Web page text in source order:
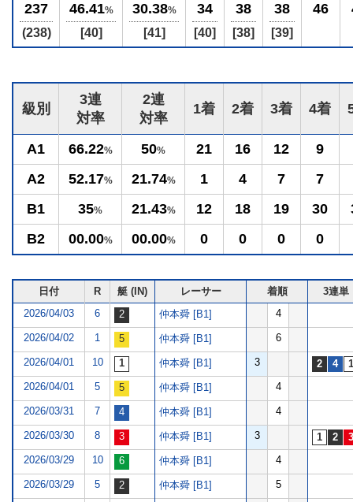
237
(238)
46.41%
[40]
30.38%
[41]
34
[40]
38
[38]
38
[39]
46
級別
3連
対率
2連
対率
1着 2着 3着 4着
A1 66.22% 50% 21 16 12
9
A2
52.17% 21.74% 1 4 7
7
B1
35% 21.43% 12 18 19 30
B2
00.00% 00.00% 0 0 0 0
日付 R 艇 (IN) レーサー 着順
3連単
2026/04/03
6 仲本舜 [B1] 4
2026/04/02 1 仲本舜 [B1] 6
2026/04/01 10 仲本舜 [B1] 3
2026/04/01 5 仲本舜 [B1] 4
2026/03/31 7 仲本舜 [B1] 4
2026/03/30 8 仲本舜 [B1] 3
2026/03/29 10 仲本舜 [B1] 4
2026/03/29 5 仲本舜 [B1] 5